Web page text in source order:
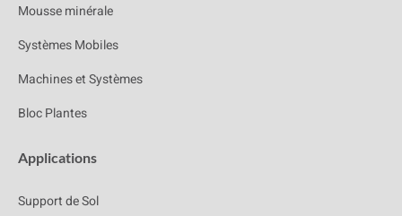
Mousse minérale
Systèmes Mobiles
Machines et Systèmes
Bloc Plantes
Applications
Support de Sol